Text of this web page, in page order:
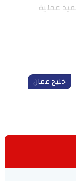
عملية
خليج عمان